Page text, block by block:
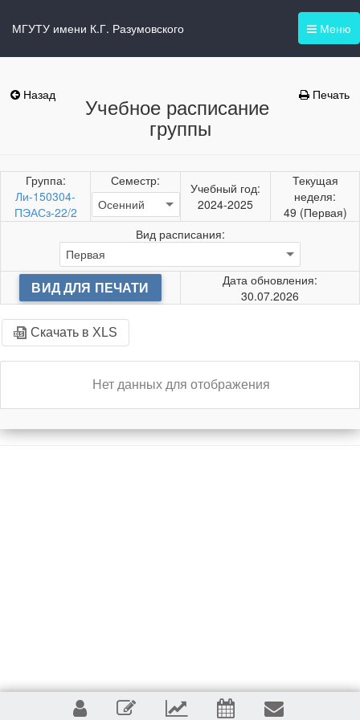
Меню
МГУТУ имени К.Г. Разумовского
Назад Печать
Учебное расписание
группы
Группа:
Ли-150304-
ПЭАСз-22/2
Семестр:
Учебный год:
2024-2025
Текущая
неделя:
49 (Первая)
Вид расписания:
ВИД ДЛЯ ПЕЧАТИ
Дата обновления:
30.07.2026
Скачать в XLS
Нет данных для отображения